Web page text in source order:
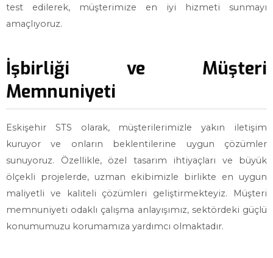
test edilerek, müşterimize en iyi hizmeti sunmayı
amaçlıyoruz.
İşbirliği ve Müşteri
Memnuniyeti
Eskişehir STS olarak, müşterilerimizle yakın iletişim
kuruyor ve onların beklentilerine uygun çözümler
sunuyoruz. Özellikle, özel tasarım ihtiyaçları ve büyük
ölçekli projelerde, uzman ekibimizle birlikte en uygun
maliyetli ve kaliteli çözümleri geliştirmekteyiz. Müşteri
memnuniyeti odaklı çalışma anlayışımız, sektördeki güçlü
konumumuzu korumamıza yardımcı olmaktadır.